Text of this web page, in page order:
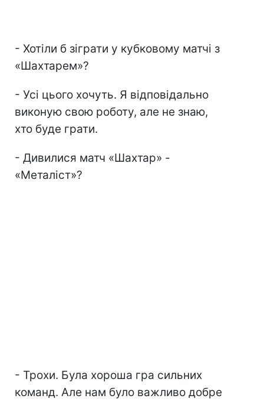
- Хотіли б зіграти у кубковому матчі з
«Шахтарем»?
- Усі цього хочуть. Я відповідально
виконую свою роботу, але не знаю,
хто буде грати.
- Дивилися матч «Шахтар» -
«Металіст»?
- Трохи. Була хороша гра сильних
команд. Але нам було важливо добре